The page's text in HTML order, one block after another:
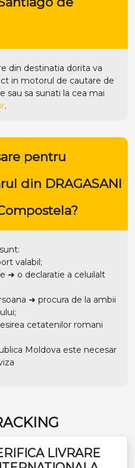
din destinatia dorita va
in motorul de cautare de
sau sa sunati la cea mai
.
pentru
din DRAGASANI
valabil;
➜ o declaratie a celuilalt
➜ procura de la ambii
cetatenilor romani
Moldova este necesar
LIVRARE